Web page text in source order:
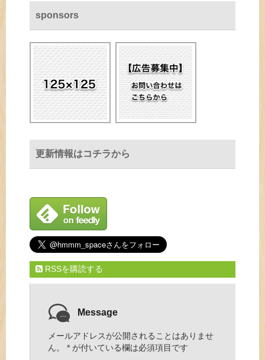
sponsors
更新情報はコチラから
RSSを購読する
Message
メールアドレスが公開されることはありませ
ん。
* が付いている欄は必須項目です